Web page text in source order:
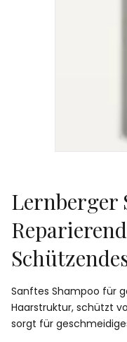
Lernberger
Sanftes Shampoo für
Haarstruktur, schützt
sorgt für